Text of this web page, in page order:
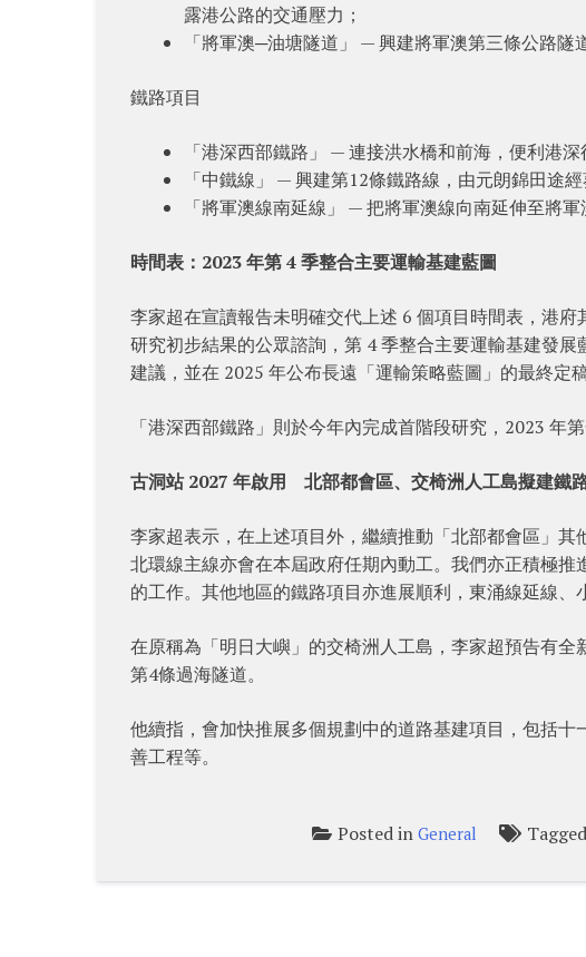
露港公路的交通壓力；
「將軍澳─油塘隧道」 — 興建將軍澳第三條公路
鐵路項目
「港深西部鐵路」 — 連接洪水橋和前海，便利港
「中鐵線」 — 興建第12條鐵路線，由元朗錦田途
「將軍澳線南延線」 — 把將軍澳線向南延伸至將
時間表：2023 年第 4 季整合主要運輸基建藍圖
李家超在宣讀報告未明確交代上述 6 個項目時間表，港
研究初步結果的公眾諮詢，第 4 季整合主要運輸基建發
建議，並在 2025 年公布長遠「運輸策略藍圖」的最終定稿
「港深西部鐵路」則於今年內完成首階段研究，2023 年
古洞站 2027 年啟用 北部都會區、交椅洲人工島擬建鐵
李家超表示，在上述項目外，繼續推動「北部都會區」
北環線主線亦會在本屆政府任期內動工。我們亦正積極
的工作。其他地區的鐵路項目亦進展順利，東涌線延線、
在原稱為「明日大嶼」的交椅洲人工島，李家超預告有
第4條過海隧道。
他續指，會加快推展多個規劃中的道路基建項目，包括
善工程等。
Posted inGeneral